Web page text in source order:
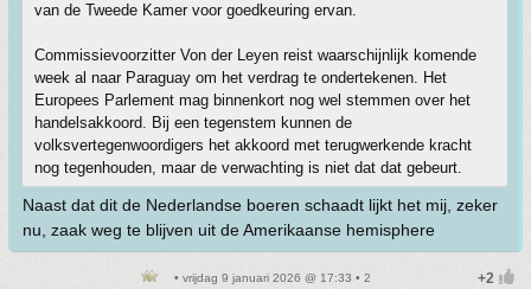
van de Tweede Kamer voor goedkeuring ervan.
Commissievoorzitter Von der Leyen reist waarschijnlijk komende
week al naar Paraguay om het verdrag te ondertekenen. Het
Europees Parlement mag binnenkort nog wel stemmen over het
handelsakkoord. Bij een tegenstem kunnen de
volksvertegenwoordigers het akkoord met terugwerkende kracht
nog tegenhouden, maar de verwachting is niet dat dat gebeurt.
Naast dat dit de Nederlandse boeren schaadt lijkt het mij, zeker
nu, zaak weg te blijven uit de Amerikaanse hemisphere
• vrijdag 9 januari 2026 @ 17:33 • 2